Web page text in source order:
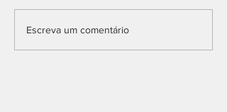
Escreva um comentário